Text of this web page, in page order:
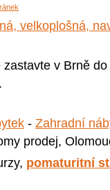
velkoplošná,
v Brně
- Zahradní
prodej,
pomaturitní